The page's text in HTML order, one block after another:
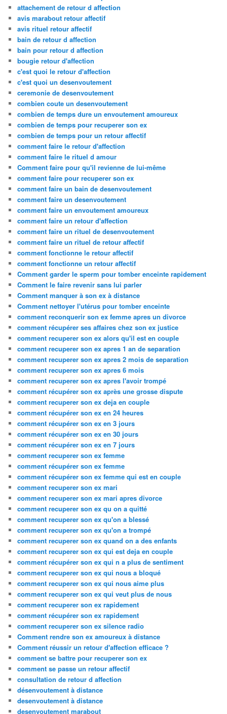
attachement de retour d affection
avis marabout retour affectif
avis rituel retour affectif
bain de retour d affection
bain pour retour d affection
bougie retour d'affection
c'est quoi le retour d'affection
c'est quoi un desenvoutement
ceremonie de desenvoutement
combien coute un desenvoutement
combien de temps dure un envoutement amoureux
combien de temps pour recuperer son ex
combien de temps pour un retour affectif
comment faire le retour d'affection
comment faire le rituel d amour
Comment faire pour qu'il revienne de lui-même
comment faire pour recuperer son ex
comment faire un bain de desenvoutement
comment faire un desenvoutement
comment faire un envoutement amoureux
comment faire un retour d'affection
comment faire un rituel de desenvoutement
comment faire un rituel de retour affectif
comment fonctionne le retour affectif
comment fonctionne un retour affectif
Comment garder le sperm pour tomber enceinte rapidement
Comment le faire revenir sans lui parler
Comment manquer à son ex à distance
Comment nettoyer l'utérus pour tomber enceinte
comment reconquerir son ex femme apres un divorce
comment récupérer ses affaires chez son ex justice
comment recuperer son ex alors qu'il est en couple
comment recuperer son ex apres 1 an de separation
comment recuperer son ex apres 2 mois de separation
comment recuperer son ex apres 6 mois
comment recuperer son ex apres l'avoir trompé
comment récupérer son ex après une grosse dispute
comment recuperer son ex deja en couple
comment récupérer son ex en 24 heures
comment récupérer son ex en 3 jours
comment récupérer son ex en 30 jours
comment récupérer son ex en 7 jours
comment recuperer son ex femme
comment récupérer son ex femme
comment récupérer son ex femme qui est en couple
comment recuperer son ex mari
comment recuperer son ex mari apres divorce
comment recuperer son ex qu on a quitté
comment recuperer son ex qu'on a blessé
comment recuperer son ex qu'on a trompé
comment recuperer son ex quand on a des enfants
comment recuperer son ex qui est deja en couple
comment récupérer son ex qui n a plus de sentiment
comment recuperer son ex qui nous a bloqué
comment recuperer son ex qui nous aime plus
comment recuperer son ex qui veut plus de nous
comment recuperer son ex rapidement
comment récupérer son ex rapidement
comment recuperer son ex silence radio
Comment rendre son ex amoureux à distance
Comment réussir un retour d'affection efficace ?
comment se battre pour recuperer son ex
comment se passe un retour affectif
consultation de retour d affection
désenvoutement à distance
desenvoutement à distance
desenvoutement marabout